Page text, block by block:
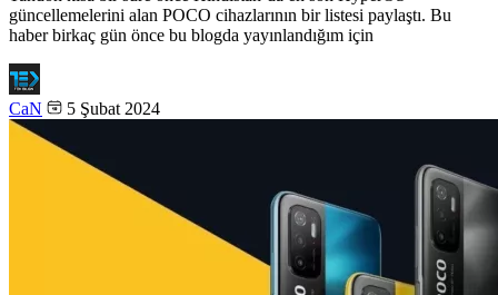
güncellemelerini alan POCO cihazlarının bir listesi paylaştı. Bu
haber birkaç gün önce bu blogda yayınlandığım için
CaN 5 Şubat 2024